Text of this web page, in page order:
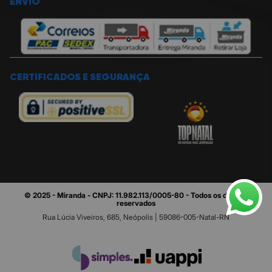
ENVIO
CERTIFICADOS E SEGURANÇA
© 2025 - Miranda - CNPJ: 11.982.113/0005-80 - Todos os direitos
reservados
Rua Lúcia Viveiros, 685, Neópolis | 59086-005-Natal-RN